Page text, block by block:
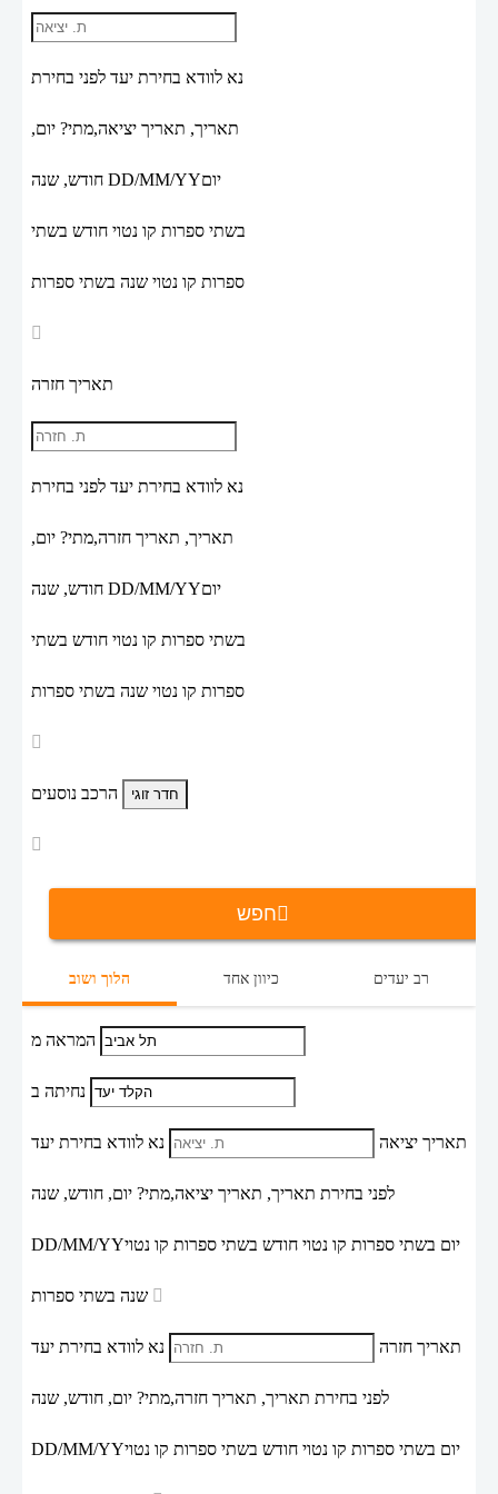
נא לוודא בחירת יעד לפני בחירת
תאריך, תאריך יציאה,מתי? יום,
DD/MM/YYיום
בשתי ספרות קו נטוי חודש בשתי
ספרות קו נטוי שנה בשתי ספרות
תאריך חזרה
נא לוודא בחירת יעד לפני בחירת
תאריך, תאריך חזרה,מתי? יום,
DD/MM/YYיום
בשתי ספרות קו נטוי חודש בשתי
ספרות קו נטוי שנה בשתי ספרות
הרכב נוסעים
חפש
הלוך ושוב כיוון אחד רב יעדים
המראה מ
נחיתה ב
תאריך יציאה נא לוודא בחירת יעד
לפני בחירת תאריך, תאריך יציאה,מתי? יום, חודש, שנה
DD/MM/YYיום בשתי ספרות קו נטוי חודש בשתי ספרות קו נטוי
תאריך חזרה נא לוודא בחירת יעד
לפני בחירת תאריך, תאריך חזרה,מתי? יום, חודש, שנה
DD/MM/YYיום בשתי ספרות קו נטוי חודש בשתי ספרות קו נטוי